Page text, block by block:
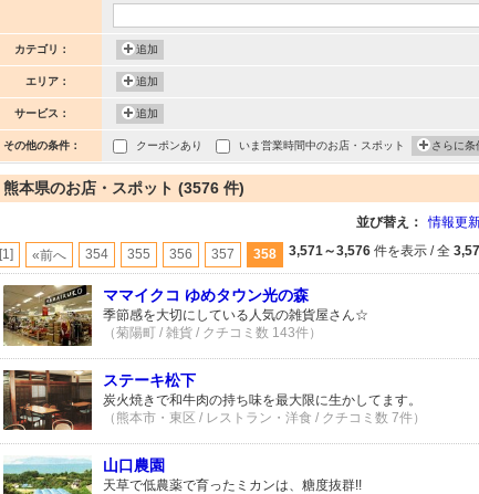
カテゴリ： 追加
エリア： 追加
サービス： 追加
その他の条件： クーポンあり いま営業時間中のお店・スポット さらに条
熊本県のお店・スポット (3576 件)
並び替え： 情報更
[1] «前へ 354 355 356 357 358 3,571～3,576 件を表示 / 全
ママイクコ ゆめタウン光の森
季節感を大切にしている人気の雑貨屋さん☆
（菊陽町 / 雑貨 / クチコミ数 143件）
ステーキ松下
炭火焼きで和牛肉の持ち味を最大限に生かしてます。
（熊本市・東区 / レストラン・洋食 / クチコミ数 7件）
山口農園
天草で低農薬で育ったミカンは、糖度抜群!!